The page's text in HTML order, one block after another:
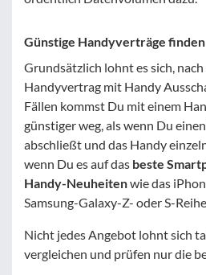
Günstige Handyverträge finden
Grundsätzlich lohnt es sich,
Handyvertrag mit Handy
Fällen kommst Du mit einem
günstiger weg, als wenn Du
abschließt und das Handy
wenn Du es auf das beste
Handy-Neuheitenwie das
Samsung-Galaxy-Z- oder S-
Nicht jedes Angebot lohnt sich
vergleichen und prüfen nur die